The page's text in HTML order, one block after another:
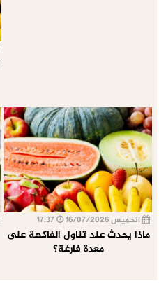
الخميس 16/07/2026
ماذا يحدث عند تناول الفاكهة على
معدة فارغة؟